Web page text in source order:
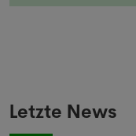
Letzte News